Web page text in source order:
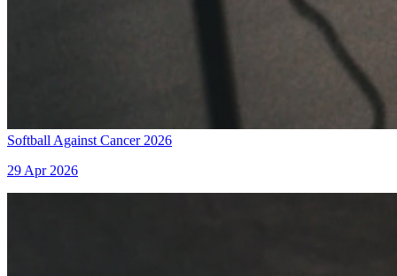
Softball Against Cancer 2026
29 Apr 2026